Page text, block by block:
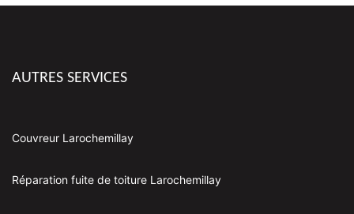
AUTRES SERVICES
Couvreur Larochemillay
Réparation fuite de toiture Larochemillay